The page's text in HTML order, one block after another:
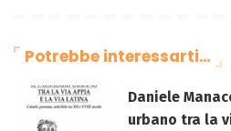
Potrebbe interessarti…
Daniele
urbano tra la